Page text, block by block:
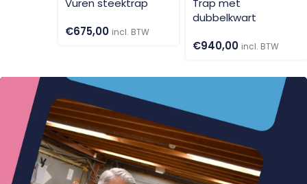
Vuren steektrap
€675,00 incl. BTW
Trap met
dubbelkwart
€940,00 incl. BTW